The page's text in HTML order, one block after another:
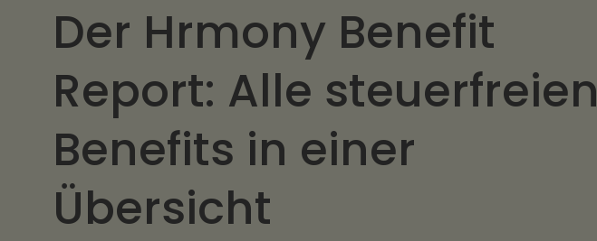
Der Hrmony Benefit
Report: Alle steuerfreien
Benefits in einer
Übersicht